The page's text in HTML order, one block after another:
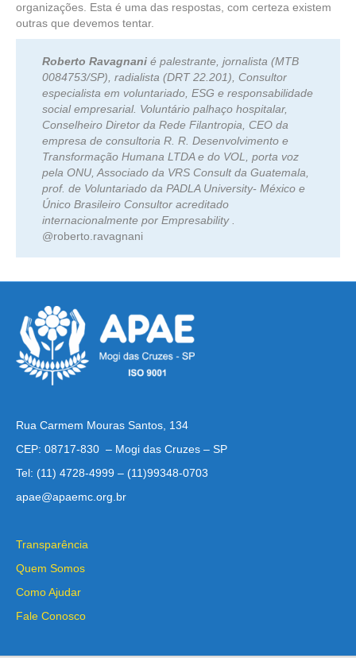
organizações. Esta é uma das respostas, com certeza existem
outras que devemos tentar.
Roberto Ravagnani é palestrante, jornalista (MTB
0084753/SP), radialista (DRT 22.201), Consultor
especialista em voluntariado, ESG e responsabilidade
social empresarial. Voluntário palhaço hospitalar,
Conselheiro Diretor da Rede Filantropia, CEO da
empresa de consultoria R. R. Desenvolvimento e
Transformação Humana LTDA e do VOL, porta voz
pela ONU, Associado da VRS Consult da Guatemala,
prof. de Voluntariado da PADLA University- México e
Único Brasileiro Consultor acreditado
internacionalmente por Empresability .
@roberto.ravagnani
Rua Carmem Mouras Santos, 134
CEP: 08717-830 – Mogi das Cruzes – SP
Tel: (11) 4728-4999 – (11)99348-0703
apae@apaemc.org.br
Transparência
Quem Somos
Como Ajudar
Fale Conosco